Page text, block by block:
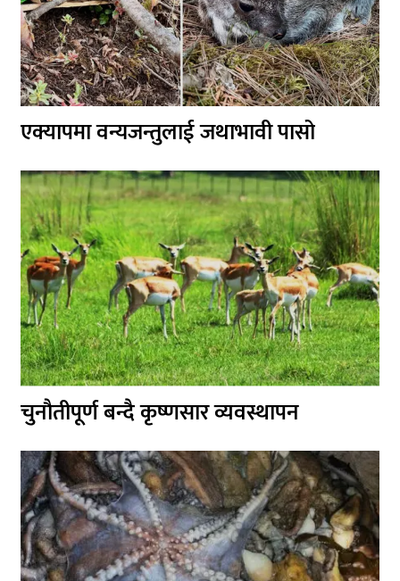
एक्यापमा वन्यजन्तुलाई जथाभावी पासो
चुनौतीपूर्ण बन्दै कृष्णसार व्यवस्थापन